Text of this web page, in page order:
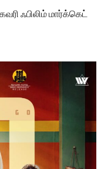
ஃபிலிம் மார்க்கெட்